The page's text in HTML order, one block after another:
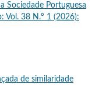
Sociedade Portuguesa
Vol. 38 N.º 1 (2026):
de similaridade